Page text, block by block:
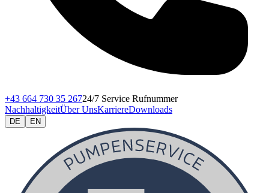
+43 664 730 35 26724/7 Service Rufnummer
NachhaltigkeitÜber UnsKarriereDownloads
DE EN